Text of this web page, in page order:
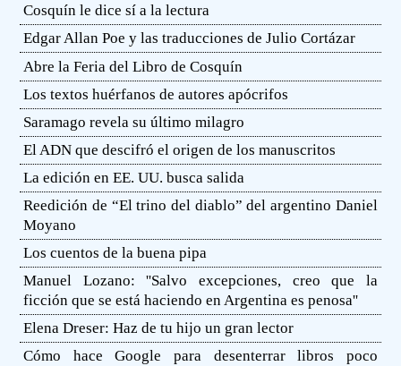
Cosquín le dice sí a la lectura
Edgar Allan Poe y las traducciones de Julio Cortázar
Abre la Feria del Libro de Cosquín
Los textos huérfanos de autores apócrifos
Saramago revela su último milagro
El ADN que descifró el origen de los manuscritos
La edición en EE. UU. busca salida
Reedición de “El trino del diablo” del argentino Daniel
Moyano
Los cuentos de la buena pipa
Manuel Lozano: ''Salvo excepciones, creo que la
ficción que se está haciendo en Argentina es penosa''
Elena Dreser: Haz de tu hijo un gran lector
Cómo hace Google para desenterrar libros poco